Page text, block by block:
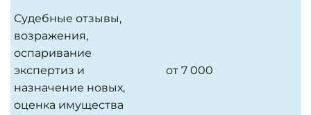
Судебные отзывы,
возражения,
оспаривание
экспертиз и
назначение новых,
оценка имущества
от 7 000